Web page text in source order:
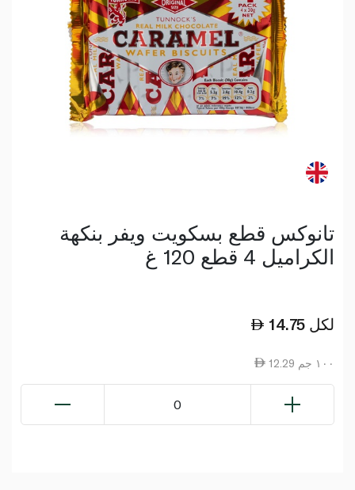
تانوكس قطع بسكويت ويفر بنكهة
الكراميل 4 قطع 120 غ
14.75 لكل
12.29 ١٠٠ جم
0